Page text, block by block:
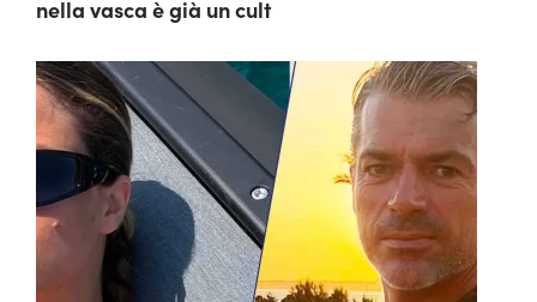
nella vasca è già un cult